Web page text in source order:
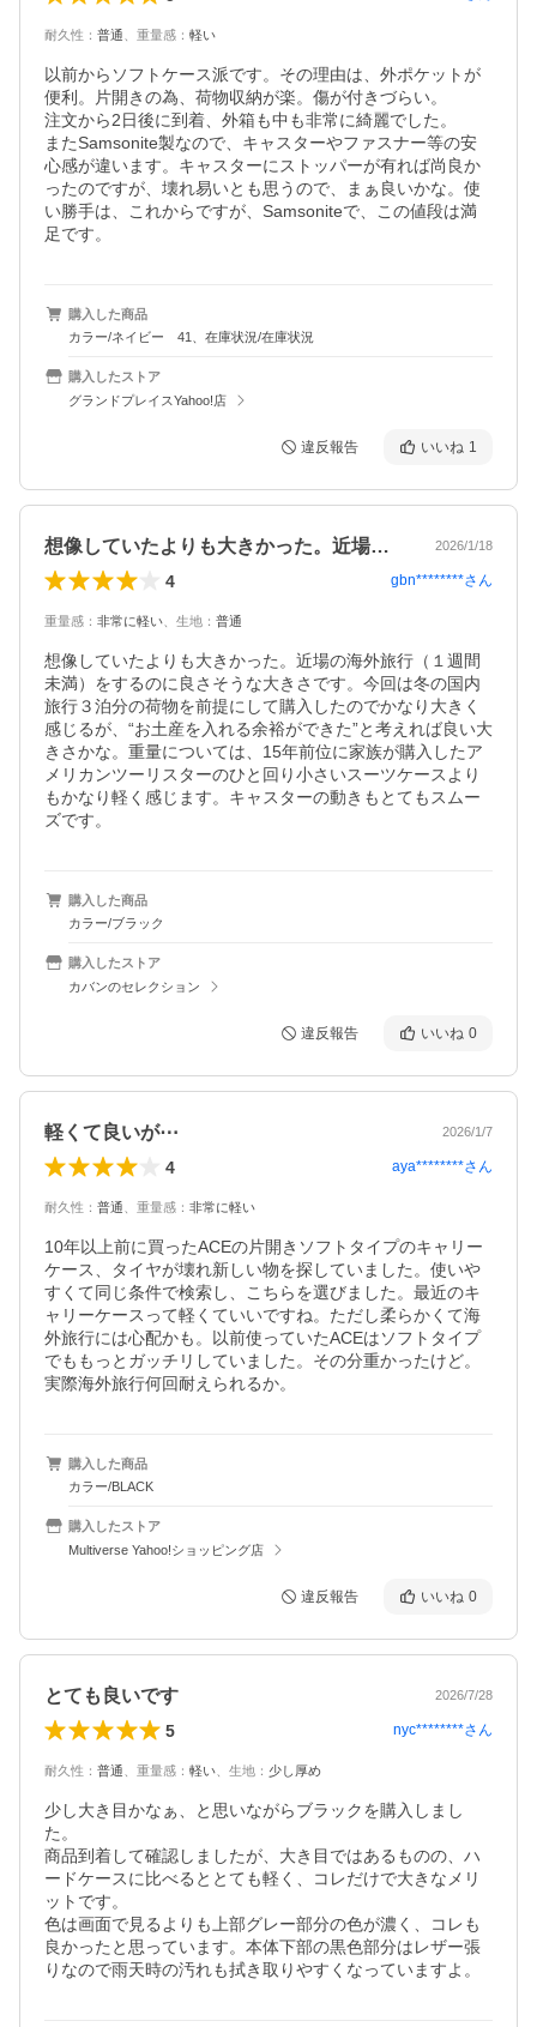
耐久性 ： 普通 重量感 ： 軽い
以前からソフトケース派です。その理由は、外ポケットが
便利。片開きの為、荷物収納が楽。傷が付きづらい。
注文から2日後に到着、外箱も中も非常に綺麗でした。
またSamsonite製なので、キャスターやファスナー等の安
心感が違います。キャスターにストッパーが有れば尚良か
ったのですが、壊れ易いとも思うので、まぁ良いかな。使
い勝手は、これからですが、Samsoniteで、この値段は満
足です。
購入した商品
カラー/ネイビー 41、在庫状況/在庫状況
購入したストア
グランドプレイスYahoo!店
違反報告 いいね 1
想像していたよりも大きかった。近場の海… 2026/1/18
4 gbn********さん
重量感 ： 非常に軽い 生地 ： 普通
想像していたよりも大きかった。近場の海外旅行（１週間
未満）をするのに良さそうな大きさです。今回は冬の国内
旅行３泊分の荷物を前提にして購入したのでかなり大きく
感じるが、“お土産を入れる余裕ができた”と考えれば良い大
きさかな。重量については、15年前位に家族が購入したア
メリカンツーリスターのひと回り小さいスーツケースより
もかなり軽く感じます。キャスターの動きもとてもスムー
ズです。
購入した商品
カラー/ブラック
購入したストア
カバンのセレクション
違反報告 いいね 0
軽くて良いが⋯ 2026/1/7
4 aya********さん
耐久性 ： 普通 重量感 ： 非常に軽い
10年以上前に買ったACEの片開きソフトタイプのキャリー
ケース、タイヤが壊れ新しい物を探していました。使いや
すくて同じ条件で検索し、こちらを選びました。最近のキ
ャリーケースって軽くていいですね。ただし柔らかくて海
外旅行には心配かも。以前使っていたACEはソフトタイプ
でももっとガッチリしていました。その分重かったけど。
実際海外旅行何回耐えられるか。
購入した商品
カラー/BLACK
購入したストア
Multiverse Yahoo!ショッピング店
違反報告 いいね 0
とても良いです 2026/7/28
5 nyc********さん
耐久性 ： 普通 重量感 ： 軽い 生地 ： 少し厚め
少し大き目かなぁ、と思いながらブラックを購入しまし
た。
商品到着して確認しましたが、大き目ではあるものの、ハ
ードケースに比べるととても軽く、コレだけで大きなメリ
ットです。
色は画面で見るよりも上部グレー部分の色が濃く、コレも
良かったと思っています。本体下部の黒色部分はレザー張
りなので雨天時の汚れも拭き取りやすくなっていますよ。